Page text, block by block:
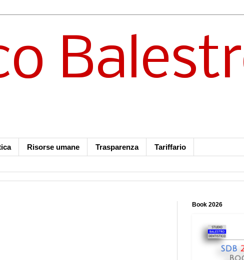
Risorse umane Trasparenza Tariffario
Book 2026